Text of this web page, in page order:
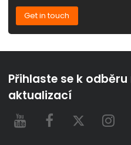
Get in touch
Přihlaste se k
aktualizací